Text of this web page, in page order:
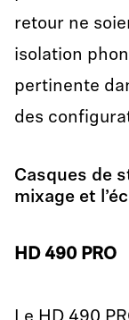
retour ne
isolation
pertinente
des
Casques de
mixage et
HD 490 PRO